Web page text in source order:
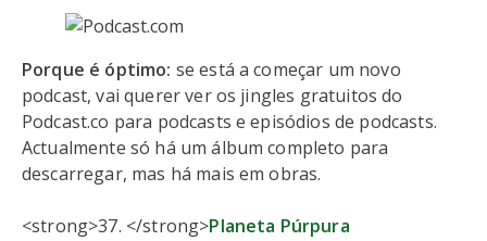
Porque é óptimo: se está a começar um novo
podcast, vai querer ver os jingles gratuitos do
Podcast.co para podcasts e episódios de podcasts.
Actualmente só há um álbum completo para
descarregar, mas há mais em obras.
<strong>37. </strong>Planeta Púrpura